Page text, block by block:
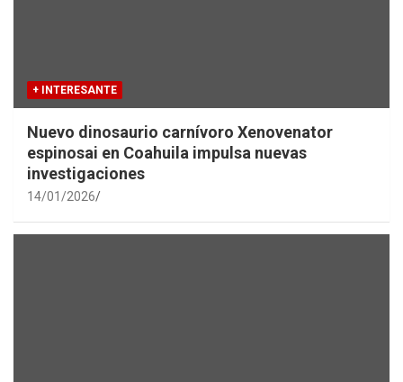
+ INTERESANTE
Nuevo dinosaurio carnívoro Xenovenator
espinosai en Coahuila impulsa nuevas
investigaciones
14/01/2026